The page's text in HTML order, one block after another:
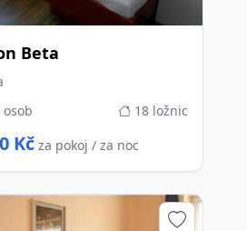
Beta
osob
18 ložnic
Kč za pokoj / za noc